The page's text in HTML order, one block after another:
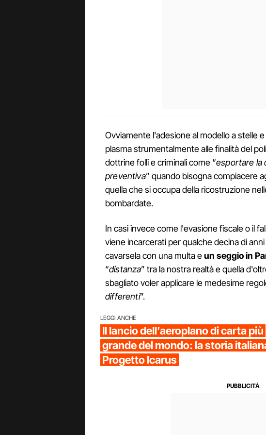
Ovviamente l'adesione al modello a stelle
plasma strumentalmente alle finalità del
dottrine folli e criminali come “esportare la
preventiva” quando bisogna compiacere
quella che si occupa della ricostruzione
bombardate.
In casi invece come l'evasione fiscale o il
viene incarcerati per qualche decina di
cavarsela con una multa eun seggio in
“distanza” tra la nostra realtà e quella
sbagliato voler applicare le medesime
differenti”.
LEGGI ANCHE
Il lancio dell’aeroplano di carta più
grande del mondo: la storia
Progetto Icarus